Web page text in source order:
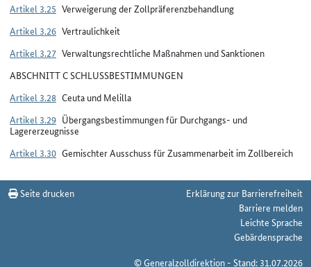
Artikel 3.25 Verweigerung der Zollpräferenzbehandlung
Artikel 3.26 Vertraulichkeit
Artikel 3.27 Verwaltungsrechtliche Maßnahmen und Sanktionen
ABSCHNITT C SCHLUSSBESTIMMUNGEN
Artikel 3.28 Ceuta und Melilla
Artikel 3.29 Übergangsbestimmungen für Durchgangs- und
Lagererzeugnisse
Artikel 3.30 Gemischter Ausschuss für Zusammenarbeit im Zollbereich
Seite drucken
Erklärung zur Barrierefreiheit
Barriere melden
Leichte Sprache
Gebärdensprache
© Generalzolldirektion - Stand: 31.07.2026